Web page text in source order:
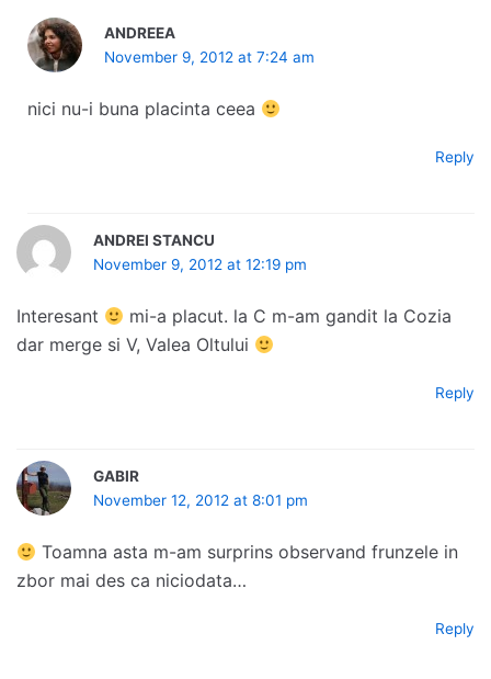
ANDREEA
November 9, 2012 at 7:24 am
nici nu-i buna placinta ceea
Reply
ANDREI STANCU
November 9, 2012 at 12:19 pm
Interesant
mi-a placut. la C m-am gandit la Cozia
dar merge si V, Valea Oltului
Reply
GABIR
November 12, 2012 at 8:01 pm
Toamna asta m-am surprins observand frunzele in
zbor mai des ca niciodata…
Reply